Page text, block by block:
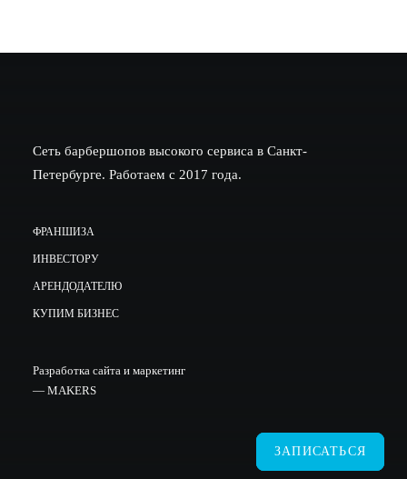
Сеть барбершопов высокого сервиса в Санкт-
Петербурге. Работаем с 2017 года.
ФРАНШИЗА
ИНВЕСТОРУ
АРЕНДОДАТЕЛЮ
КУПИМ БИЗНЕС
Разработка сайта и маркетинг
— MAKERS
ЗАПИСАТЬСЯ